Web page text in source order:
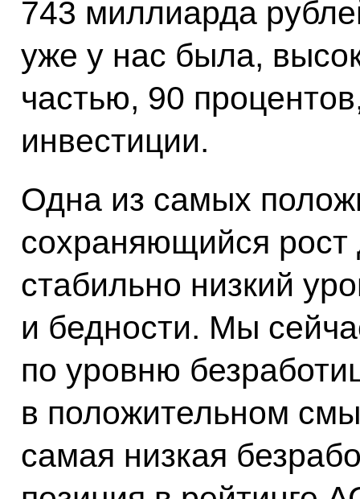
743 миллиарда
уже у нас была,
частью, 90
инвестиции.
Одна из самых
сохраняющийся рост
стабильно низкий
и бедности. Мы
по уровню
в положительном
самая низкая